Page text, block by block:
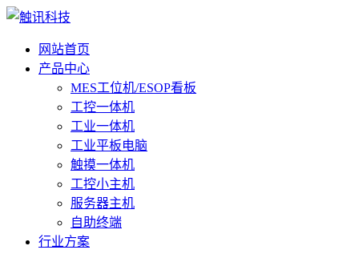
网站首页
产品中心
MES工位机/ESOP看板
工控一体机
工业一体机
工业平板电脑
触摸一体机
工控小主机
服务器主机
自助终端
行业方案